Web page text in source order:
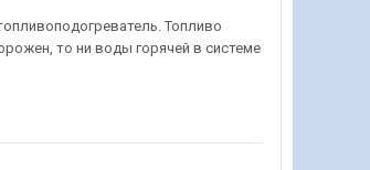
Топливо
то ни воды горячей в системе